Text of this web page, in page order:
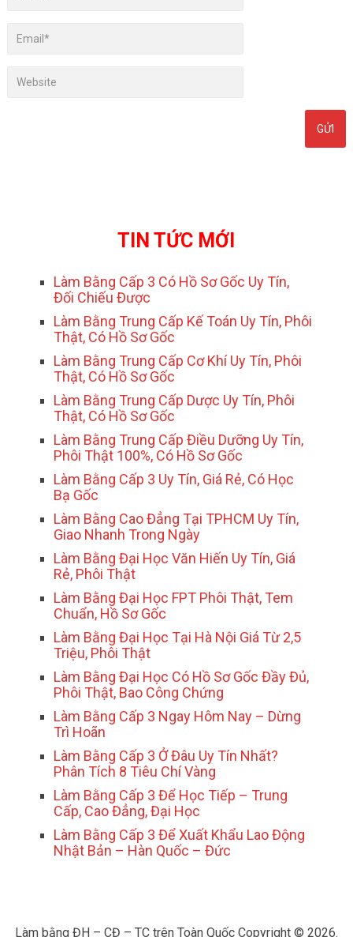
TIN TỨC MỚI
Làm Bằng Cấp 3 Có Hồ Sơ Gốc Uy Tín,
Đối Chiếu Được
Làm Bằng Trung Cấp Kế Toán Uy Tín, Phôi
Thật, Có Hồ Sơ Gốc
Làm Bằng Trung Cấp Cơ Khí Uy Tín, Phôi
Thật, Có Hồ Sơ Gốc
Làm Bằng Trung Cấp Dược Uy Tín, Phôi
Thật, Có Hồ Sơ Gốc
Làm Bằng Trung Cấp Điều Dưỡng Uy Tín,
Phôi Thật 100%, Có Hồ Sơ Gốc
Làm Bằng Cấp 3 Uy Tín, Giá Rẻ, Có Học
Bạ Gốc
Làm Bằng Cao Đẳng Tại TPHCM Uy Tín,
Giao Nhanh Trong Ngày
Làm Bằng Đại Học Văn Hiến Uy Tín, Giá
Rẻ, Phôi Thật
Làm Bằng Đại Học FPT Phôi Thật, Tem
Chuẩn, Hồ Sơ Gốc
Làm Bằng Đại Học Tại Hà Nội Giá Từ 2,5
Triệu, Phôi Thật
Làm Bằng Đại Học Có Hồ Sơ Gốc Đầy Đủ,
Phôi Thật, Bao Công Chứng
Làm Bằng Cấp 3 Ngay Hôm Nay – Dừng
Trì Hoãn
Làm Bằng Cấp 3 Ở Đâu Uy Tín Nhất?
Phân Tích 8 Tiêu Chí Vàng
Làm Bằng Cấp 3 Để Học Tiếp – Trung
Cấp, Cao Đẳng, Đại Học
Làm Bằng Cấp 3 Để Xuất Khẩu Lao Động
Nhật Bản – Hàn Quốc – Đức
Làm bằng ĐH – CĐ – TC trên Toàn QuốcCopyright © 2026.